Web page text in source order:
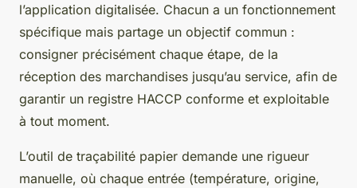
l’application digitalisée. Chacun a un fonctionnement
spécifique mais partage un objectif commun :
consigner précisément chaque étape, de la
réception des marchandises jusqu’au service, afin de
garantir un registre HACCP conforme et exploitable
à tout moment.
L’outil de traçabilité papier demande une rigueur
manuelle, où chaque entrée (température, origine,